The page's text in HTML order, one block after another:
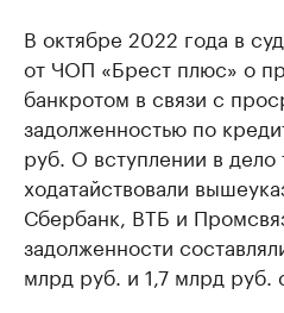
В октябре 2022 года в
от ЧОП «Брест плюс» о
банкротом в связи с
задолженностью по
руб. О вступлении в дело
ходатайствовали
Сбербанк, ВТБ и
задолженности
млрд руб. и 1,7 млрд руб.